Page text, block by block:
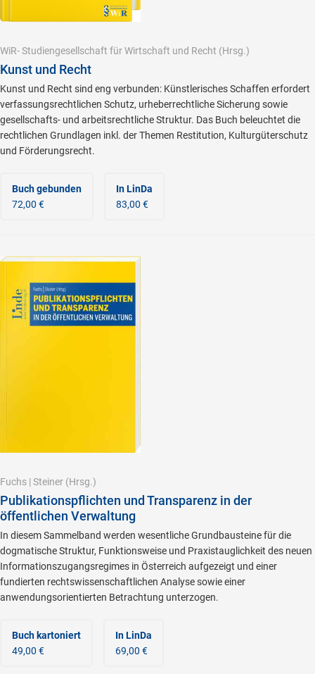
WiR- Studiengesellschaft für Wirtschaft und Recht (Hrsg.)
Kunst und Recht
Kunst und Recht sind eng verbunden: Künstlerisches Schaffen erfordert
verfassungsrechtlichen Schutz, urheberrechtliche Sicherung sowie
gesellschafts- und arbeitsrechtliche Struktur. Das Buch beleuchtet die
rechtlichen Grundlagen inkl. der Themen Restitution, Kulturgüterschutz
und Förderungsrecht.
Buch gebunden
72,00 €
In LinDa
83,00 €
Fuchs | Steiner (Hrsg.)
Publikationspflichten und Transparenz in der
öffentlichen Verwaltung
In diesem Sammelband werden wesentliche Grundbausteine für die
dogmatische Struktur, Funktionsweise und Praxistauglichkeit des neuen
Informationszugangsregimes in Österreich aufgezeigt und einer
fundierten rechtswissenschaftlichen Analyse sowie einer
anwendungsorientierten Betrachtung unterzogen.
Buch kartoniert
49,00 €
In LinDa
69,00 €